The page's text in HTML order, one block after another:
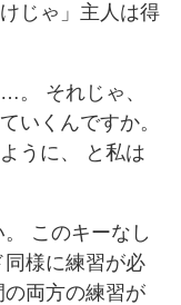
じゃ」主人は得
。 それじゃ、
いくんですか。
うに、 と私は
。 このキーなし
様に練習が必
両方の練習が